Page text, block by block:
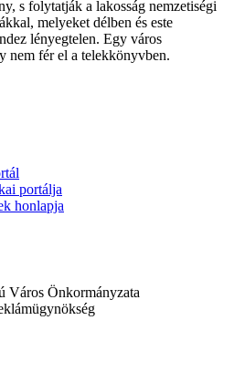
s folytatják a lakosság nemzetiségi
melyeket délben és este
lényegtelen. Egy város
nem fér el a telekkönyvben.
portálja
honlapja
Város Önkormányzata